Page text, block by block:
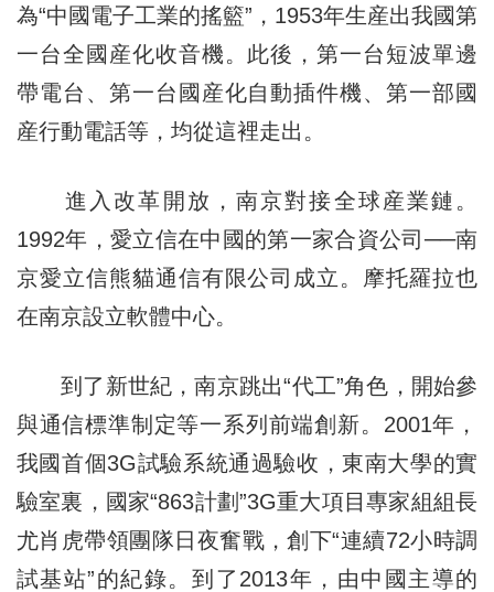
為“中國電子工業的搖籃”，1953年生産出我國第
一台全國産化收音機。此後，第一台短波單邊
帶電台、第一台國産化自動插件機、第一部國
産行動電話等，均從這裡走出。
進入改革開放，南京對接全球産業鏈。
1992年，愛立信在中國的第一家合資公司──南
京愛立信熊貓通信有限公司成立。摩托羅拉也
在南京設立軟體中心。
到了新世紀，南京跳出“代工”角色，開始參
與通信標準制定等一系列前端創新。2001年，
我國首個3G試驗系統通過驗收，東南大學的實
驗室裏，國家“863計劃”3G重大項目專家組組長
尤肖虎帶領團隊日夜奮戰，創下“連續72小時調
試基站”的紀錄。到了2013年，由中國主導的